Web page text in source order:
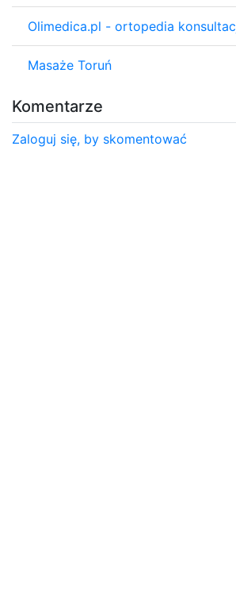
Olimedica.pl - ortopedia
Masaże Toruń
Komentarze
Zaloguj się, by skomentować